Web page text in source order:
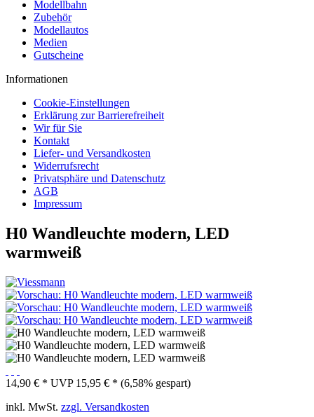
Modellbahn
Zubehör
Modellautos
Medien
Gutscheine
Informationen
Cookie-Einstellungen
Erklärung zur Barrierefreiheit
Wir für Sie
Kontakt
Liefer- und Versandkosten
Widerrufsrecht
Privatsphäre und Datenschutz
AGB
Impressum
H0 Wandleuchte modern, LED
warmweiß
14,90 € * UVP 15,95 € * (6,58% gespart)
inkl. MwSt. zzgl. Versandkosten